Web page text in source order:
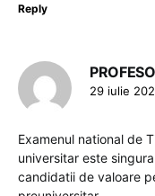
Reply
29 iulie
Examenul national de
universitar este
candidatii de valoare